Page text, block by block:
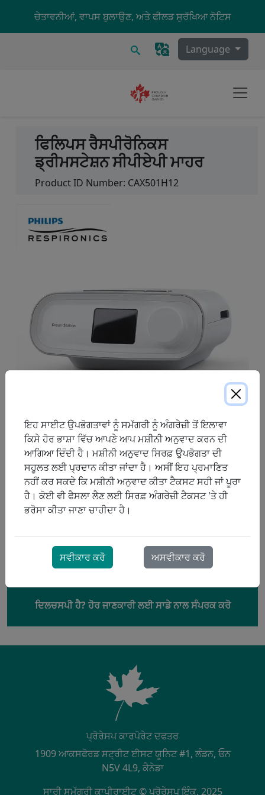
Skip to main content
ਚੇਤਾਵਨੀਆਂ, ਵਾਪਸ ਬੁਲਾਉਣ, ਅਤੇ ਫੀਲਡ ਸੁਰੱਖਿਆ ਨੋਟਿਸ
Language
ਫਿਲਿਪਸ ਰੈਸਪੀਰੋਨਿਕਸ
ਡ੍ਰੀਮਸਟੇਸ਼ਨ ਸੀਪੀਏਪੀ ਮਾਹਰ
Product ID Number: CAX501H12
ਡ੍ਰੀਮਸਟੇਸ਼ਨ ਪਾਜ਼ੀਟਿਵ ਏਅਰਵੇਅ ਪ੍ਰੈਸ਼ਰ (ਪੀਏਪੀ) ਸਲੀਪ ਥੈਰੇਪੀ
ਡਿਵਾਈਸਾਂ ਨੂੰ ਓਨਾ ਹੀ ਆਰਾਮਦਾਇਕ ਅਤੇ ਆਸਾਨ ਅਨੁਭਵ ਕਰਨ ਲਈ
ਤਿਆਰ ਕੀਤਾ ਗਿਆ ਹੈ ਜਿੰਨਾ ਨੀਂਦ ਦਾ ਇਰਾਦਾ ਹੈ। ਮਰੀਜ਼ਾਂ ਅਤੇ ਦੇਖਭਾਲ
ਟੀਮਾਂ ਨੂੰ ਜੋੜਦੇ ਹੋਏ, ਡ੍ਰੀਮਸਟੇਸ਼ਨ ਡਿਵਾਈਸਾਂ ਉਪਭੋਗਤਾਵਾਂ ਨੂੰ ਆਪਣੀ
ਦੇਖਭਾਲ ਨੂੰ ਵਿਸ਼ਵਾਸ ਨਾਲ ਅਪਣਾਉਣ ਲਈ ਸ਼ਕਤੀ ਪ੍ਰਦਾਨ ਕਰਦੀਆਂ ਹਨ,
ਅਤੇ ਦੇਖਭਾਲ ਟੀਮਾਂ ਨੂੰ ਕੁਸ਼ਲ ਅਤੇ ਪ੍ਰਭਾਵਸ਼ਾਲੀ ਮਰੀਜ਼ ਪ੍ਰਬੰਧਨ ਦਾ
ਦਿਲਚਸਪੀ ਹੈ? ਹੋਰ ਜਾਣਕਾਰੀ ਲਈ ਸਾਡੇ ਨਾਲ ਸੰਪਰਕ ਕਰੋ
ਪ੍ਰੋਰੇਸਪ ਕਾਰਪੋਰੇਟ ਦਫਤਰ
1909 ਆਕਸਫੋਰਡ ਸਟ੍ਰੀਟ ਈਸਟ ਯੂਨਿਟ #1, ਲੰਡਨ, ਓਨ
N5V 4L9, ਕੈਨੇਡਾ
ਸਾਰੀ ਸਮੱਗਰੀ ਕਾਪੀਰਾਈਟ © ਪ੍ਰੋਰੇਸਪ ਇੰਕ. 2025
ਇਹ ਸਾਈਟ ਉਪਭੋਗਤਾਵਾਂ ਨੂੰ ਸਮੱਗਰੀ ਨੂੰ ਅੰਗਰੇਜ਼ੀ ਤੋਂ ਇਲਾਵਾ
ਕਿਸੇ ਹੋਰ ਭਾਸ਼ਾ ਵਿੱਚ ਆਪਣੇ ਆਪ ਮਸ਼ੀਨੀ ਅਨੁਵਾਦ ਕਰਨ ਦੀ
ਆਗਿਆ ਦਿੰਦੀ ਹੈ। ਮਸ਼ੀਨੀ ਅਨੁਵਾਦ ਸਿਰਫ਼ ਉਪਭੋਗਤਾ ਦੀ
ਸਹੂਲਤ ਲਈ ਪ੍ਰਦਾਨ ਕੀਤਾ ਜਾਂਦਾ ਹੈ। ਅਸੀਂ ਇਹ ਪ੍ਰਮਾਣਿਤ
ਨਹੀਂ ਕਰ ਸਕਦੇ ਕਿ ਮਸ਼ੀਨੀ ਅਨੁਵਾਦ ਕੀਤਾ ਟੈਕਸਟ ਸਹੀ ਜਾਂ ਪੂਰਾ
ਹੈ। ਕੋਈ ਵੀ ਫੈਸਲਾ ਲੈਣ ਲਈ ਸਿਰਫ਼ ਅੰਗਰੇਜ਼ੀ ਟੈਕਸਟ 'ਤੇ ਹੀ
ਭਰੋਸਾ ਕੀਤਾ ਜਾਣਾ ਚਾਹੀਦਾ ਹੈ।
ਸਵੀਕਾਰ ਕਰੋ ਅਸਵੀਕਾਰ ਕਰੋ